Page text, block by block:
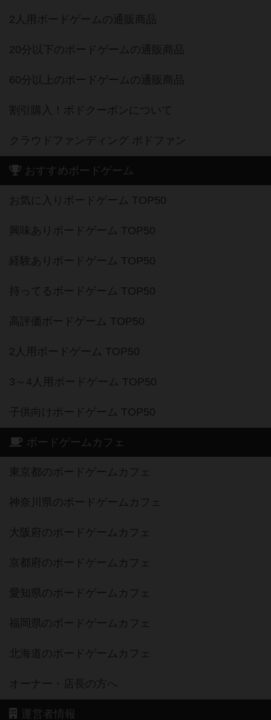
2人用ボードゲームの通販商品
20分以下のボードゲームの通販商品
60分以上のボードゲームの通販商品
割引購入！ボドクーポンについて
クラウドファンディング ボドファン
おすすめボードゲーム
お気に入りボードゲーム TOP50
興味ありボードゲーム TOP50
経験ありボードゲーム TOP50
持ってるボードゲーム TOP50
高評価ボードゲーム TOP50
2人用ボードゲーム TOP50
3～4人用ボードゲーム TOP50
子供向けボードゲーム TOP50
ボードゲームカフェ
東京都のボードゲームカフェ
神奈川県のボードゲームカフェ
大阪府のボードゲームカフェ
京都府のボードゲームカフェ
愛知県のボードゲームカフェ
福岡県のボードゲームカフェ
北海道のボードゲームカフェ
オーナー・店長の方へ
運営者情報